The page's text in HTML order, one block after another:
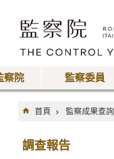
察院 監察委員
:::
首頁
監察成果查詢
調查報告